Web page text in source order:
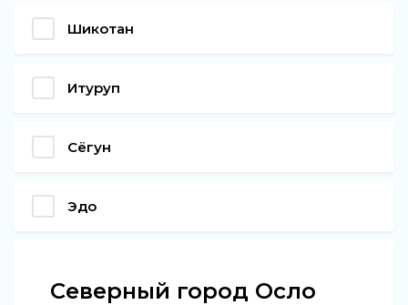
Шикотан
Итуруп
Сёгун
Эдо
Северный город Осло